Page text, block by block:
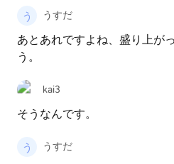
うすだ
あとあれですよね、盛り上が
う。
kai3
そうなんです。
うすだ